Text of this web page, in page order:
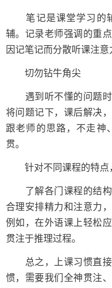
笔记是课堂学习的辅
辅。记录老师强调的重
因记笔记而分散听课注意
切勿钻牛角尖
遇到听不懂的问题时
将问题记下，课后解决
跟老师的思路，不走神
贯。
针对不同课程的特点
了解各门课程的结构
合理安排精力和注意力
例如，在外语课上轻松
贯注于推理过程。
总之，上课习惯直接
惯，需要我们全神贯注